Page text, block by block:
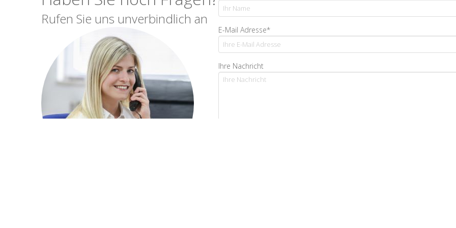
Rufen Sie uns unverbindlich an
E-Mail Adresse*
Ihre Nachricht